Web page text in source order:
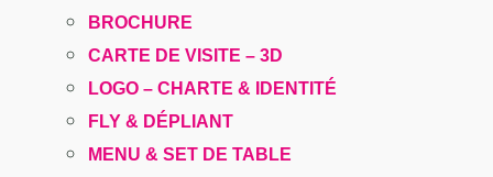
BROCHURE
CARTE DE VISITE – 3D
LOGO – CHARTE & IDENTITÉ
FLY & DÉPLIANT
MENU & SET DE TABLE